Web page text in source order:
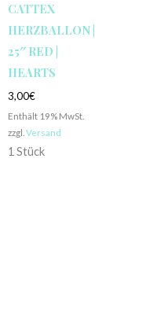
CATTEX
HERZBALLON |
25″ RED |
HEARTS
3,00€
Enthält 19% MwSt.
zzgl. Versand
1 Stück